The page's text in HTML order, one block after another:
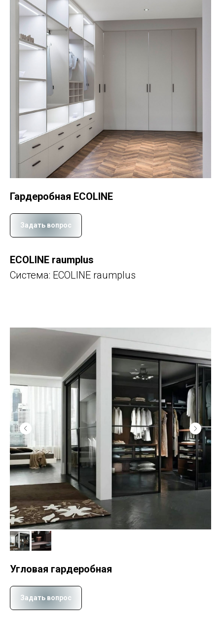
Гардеробная ECOLINE
Задать вопрос
ECOLINE raumplus
Система: ECOLINE raumplus
Угловая гардеробная
Задать вопрос